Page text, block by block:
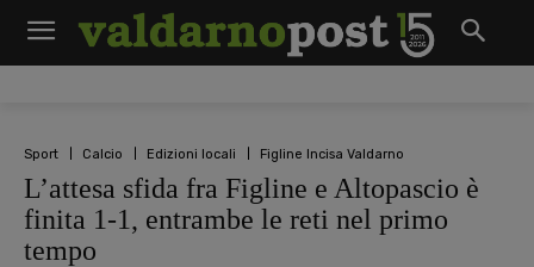
Sport Calcio Edizioni locali Figline Incisa Valdarno
L’attesa sfida fra Figline e Altopascio è
finita 1-1, entrambe le reti nel primo
tempo